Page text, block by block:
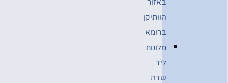
באזור
הוותיקן
ברומא
מלונות
ליד
שדה